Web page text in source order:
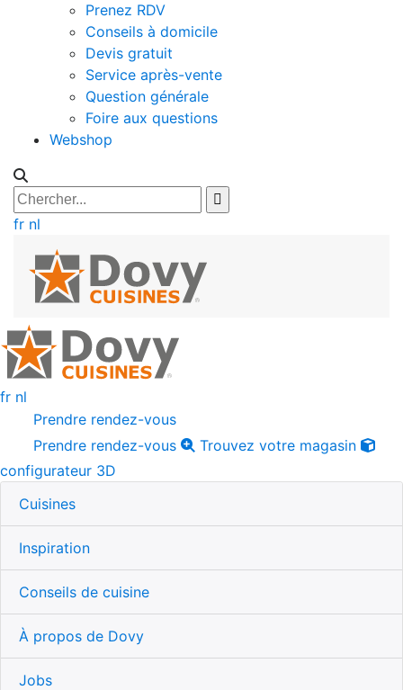
Prenez RDV
Conseils à domicile
Devis gratuit
Service après-vente
Question générale
Foire aux questions
Webshop
fr nl
fr nl
Prendre rendez-vous
Prendre rendez-vous
Trouvez votre magasin
configurateur 3D
Cuisines
Inspiration
Conseils de cuisine
À propos de Dovy
Jobs